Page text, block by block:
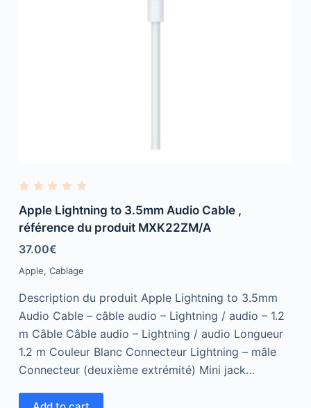
a
t
e
d
0
o
t
f
5
Apple Lightning to 3.5mm Audio Cable ,
référence du produit MXK22ZM/A
37.00€
Apple, Cablage
Description du produit Apple Lightning to 3.5mm
Audio Cable – câble audio – Lightning / audio – 1.2
m Câble Câble audio – Lightning / audio Longueur
1.2 m Couleur Blanc Connecteur Lightning – mâle
Connecteur (deuxième extrémité) Mini jack…